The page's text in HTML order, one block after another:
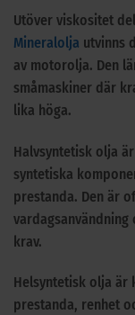
Utöver viskositet
Mineralolja utvinns
av motorolja. Den
småmaskiner där
lika höga.
Halvsyntetisk olja
syntetiska
prestanda. Den är
krav.
Helsyntetisk olja är
prestanda, renhet